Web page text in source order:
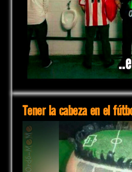
Tener la cabeza en el